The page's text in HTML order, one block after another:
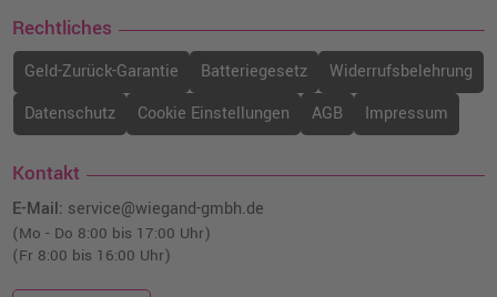
Rechtliches
Geld-Zurück-Garantie Batteriegesetz
Widerrufsbelehrung
Datenschutz
Cookie Einstellungen AGB Impressum
Kontakt
E-Mail: service@wiegand-gmbh.de
(Mo - Do 8:00 bis 17:00 Uhr)
(Fr 8:00 bis 16:00 Uhr)